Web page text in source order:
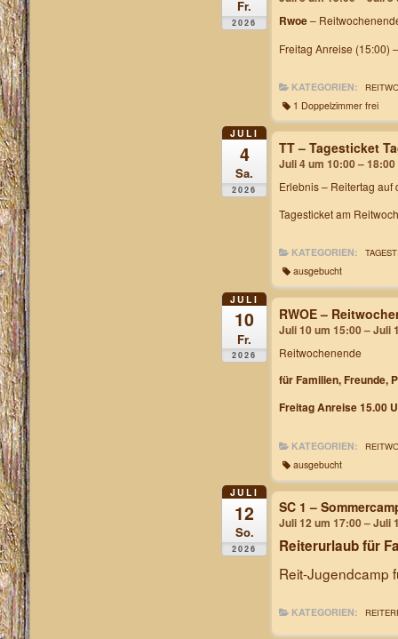
Fr.
2026
Rwoe–
Freitag Anreise (15:00)
KATEGORIEN:
1 Doppelzimmer frei
JULI
4
Sa.
2026
TT – Tagesticket
Juli 4 um 10:00 – 18:00
Erlebnis – Reitertag auf
Tagesticket am
KATEGORIEN:
ausgebucht
JULI
10
Fr.
2026
RWOE –
Juli 10 um 15:00 – Juli
Reitwochenende
für Familien, Freunde,
Freitag Anreise 15.00
KATEGORIEN:
ausgebucht
JULI
12
So.
2026
SC 1 –
Juli 12 um 17:00 – Juli
Reiterurlaub für
Reit-Jugendcamp
KATEGORIEN: